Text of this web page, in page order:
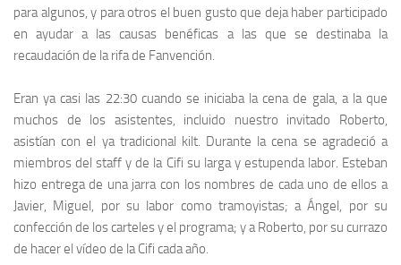
para algunos, y para otros el buen gusto que deja haber participado
en ayudar a las causas benéficas a las que se destinaba la
recaudación de la rifa de Fanvención.
Eran ya casi las 22:30 cuando se iniciaba la cena de gala, a la que
muchos de los asistentes, incluido nuestro invitado Roberto,
asistían con el ya tradicional kilt. Durante la cena se agradeció a
miembros delstaff y de la Cifi su larga y estupenda labor. Esteban
hizo entrega de una jarra con los nombres de cada uno de ellos a
Javier, Miguel, por su labor como tramoyistas; aÁngel, por su
confección de los carteles y el programa; y aRoberto, por su currazo
de hacer el vídeo de laCifi cada año.